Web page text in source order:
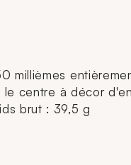
millièmes
centre à décor
brut : 39,5 g